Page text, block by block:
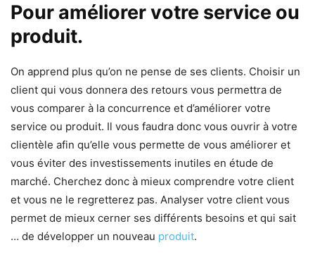
Pour améliorer votre service ou
produit.
On apprend plus qu’on ne pense de ses clients. Choisir un
client qui vous donnera des retours vous permettra de
vous comparer à la concurrence et d’améliorer votre
service ou produit. Il vous faudra donc vous ouvrir à votre
clientèle afin qu’elle vous permette de vous améliorer et
vous éviter des investissements inutiles en étude de
marché. Cherchez donc à mieux comprendre votre client
et vous ne le regretterez pas. Analyser votre client vous
permet de mieux cerner ses différents besoins et qui sait
… de développer un nouveau produit.